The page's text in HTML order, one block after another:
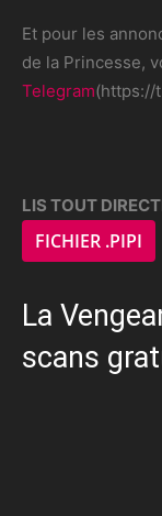
Et pour les
de la Princesse,
Telegram(https://
LIS TOUT
FICHIER .PIPI
La
scans